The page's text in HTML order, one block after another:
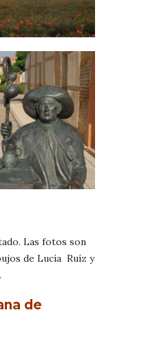
Las fotos son
de Lucía Ruíz y
de